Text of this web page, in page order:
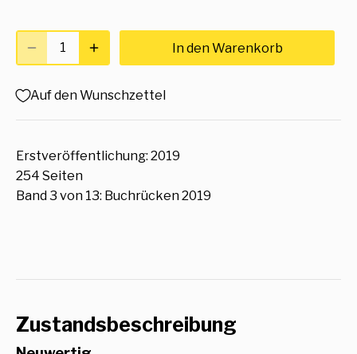
In den Warenkorb
Auf den Wunschzettel
Erstveröffentlichung: 2019
254 Seiten
Band 3 von 13: Buchrücken 2019
Zustandsbeschreibung